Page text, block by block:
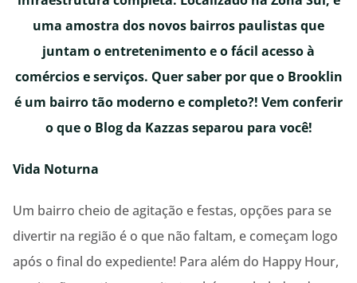
uma amostra dos novos bairros paulistas que
juntam o entretenimento e o fácil acesso à
comércios e serviços. Quer saber por que o Brooklin
é um bairro tão moderno e completo?! Vem conferir
o que o Blog da Kazzas separou para você!
Vida Noturna
Um bairro cheio de agitação e festas, opções para se
divertir na região é o que não faltam, e começam logo
após o final do expediente! Para além do Happy Hour,